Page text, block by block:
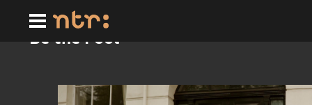
hoofdinhoud
Be the Fool